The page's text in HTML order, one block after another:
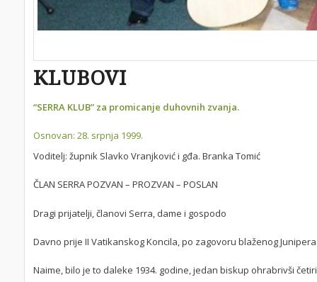
KLUBOVI
“SERRA KLUB” za promicanje duhovnih zvanja.
Osnovan: 28. srpnja 1999.
Voditelj: župnik Slavko Vranjković i gđa. Branka Tomić
ČLAN SERRA POZVAN – PROZVAN – POSLAN
Dragi prijatelji, članovi Serra, dame i gospodo
Davno prije II Vatikanskog Koncila, po zagovoru blaženog
Naime, bilo je to daleke 1934. godine, jedan biskup ohrabrivši